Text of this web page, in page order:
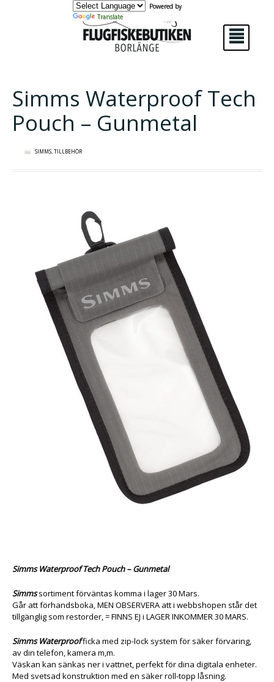
Powered by
Translate
²
Simms Waterproof Tech
Pouch – Gunmetal
SIMMS,TILLBEHÖR
Simms Waterproof Tech Pouch – Gunmetal
Simmssortiment förväntas komma i lager 30 Mars.
Går att förhandsboka, MEN OBSERVERA att i webbshopen står det
tillgänglig som restorder, = FINNS EJ i LAGER INKOMMER 30 MARS.
Simms Waterproofficka med zip-lock system för säker förvaring,
av din telefon, kamera m,m.
Väskan kan sänkas ner i vattnet, perfekt för dina digitala enheter.
Med svetsad konstruktion med en säker roll-topp låsning.